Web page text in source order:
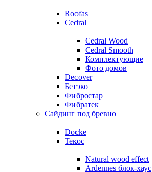
Roofas
Cedral
Cedral Wood
Cedral Smooth
Комплектующие
Фото домов
Decover
Бетэко
Фибростар
Фибратек
Сайдинг под бревно
Docke
Текос
Natural wood effect
Ardennes блок-хаус